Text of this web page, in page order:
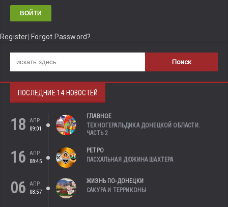
Register Forgot Password?
ПОСЛЕДНИЕ 14 НОВОСТЕЙ
18
АПР
09:01
ГЛАВНОЕ
ТЕХНОГЕРАЛЬДИКА ДОНЕЦКОЙ ОБЛАСТИ.
ЧАСТЬ 2
16
АПР
08:45
РЕТРО
ПАСХАЛЬНАЯ ДЮЖИНА ШАХТЕРА
06
АПР
08:57
ЖИЗНЬ ПО-ДОНЕЦКИ
САКУРА И ТЕРРИКОНЫ